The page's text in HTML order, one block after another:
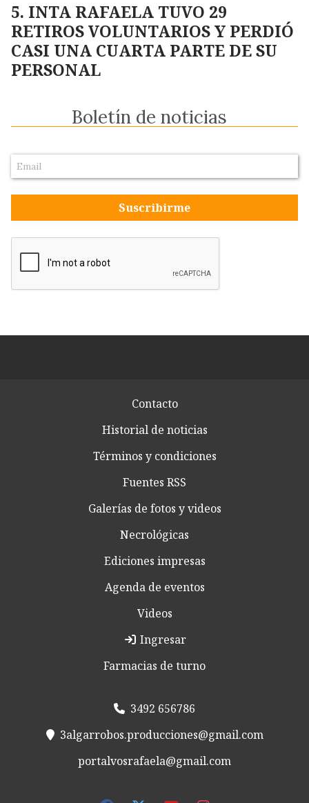
INTA RAFAELA TUVO 29
RETIROS VOLUNTARIOS Y PERDIÓ
CASI UNA CUARTA PARTE DE SU
PERSONAL
Boletín de noticias
Suscribirme
Contacto
Historial de noticias
Términos y condiciones
Fuentes RSS
Galerías de fotos y videos
Necrológicas
Ediciones impresas
Agenda de eventos
Videos
Ingresar
Farmacias de turno
3492 656786
3algarrobos.producciones@gmail.com
portalvosrafaela@gmail.com